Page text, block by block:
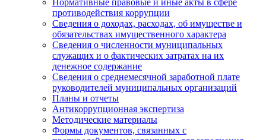
Нормативные правовые и иные акты в сфере
противодействия коррупции
Сведения о доходах, расходах, об имуществе и
обязательствах имущественного характера
Сведения о численности муниципальных
служащих и о фактических затратах на их
денежное содержание
Сведения о среднемесячной заработной плате
руководителей муниципальных организаций
Планы и отчеты
Антикоррупционная экспертиза
Методические материалы
Формы документов, связанных с